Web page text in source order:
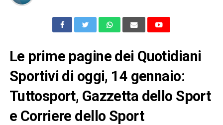
Le prime pagine dei Quotidiani
Sportivi di oggi, 14 gennaio:
Tuttosport, Gazzetta dello Sport
e Corriere dello Sport